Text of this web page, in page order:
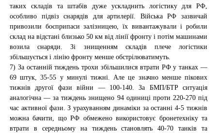
таких складів та штабів дуже ускладнить логістику для РФ,
особливо підвіз снарядів для артилерії. Війська РФ зазвичай
привозили боєприпаси залізницею, їх вивантажували і робили
склад на відстані близько 50 км від лінії фронту і потім машинами
возила снаряди. Зі знищенням складів плече логістики
збільшується і лінію фронту менше обстрілюватимуть.
7) За останній тиждень трохи збільшилися втрати РФ у танках —
69 штук, 35-55 у минулі тижні. Але це значно менше пікових
тижнів другої фази війни — 100-140. За БМП/БТР ситуація
аналогічна — за тиждень знищено 94 одиниці проти 220-270 під
час активної фази. З урахуванням динаміки за останні 4-5 тижнів
можна бачити, що РФ обмежено використовує бронетехніку та
втрати в середньому на тиждень становлять 40-70 танків та